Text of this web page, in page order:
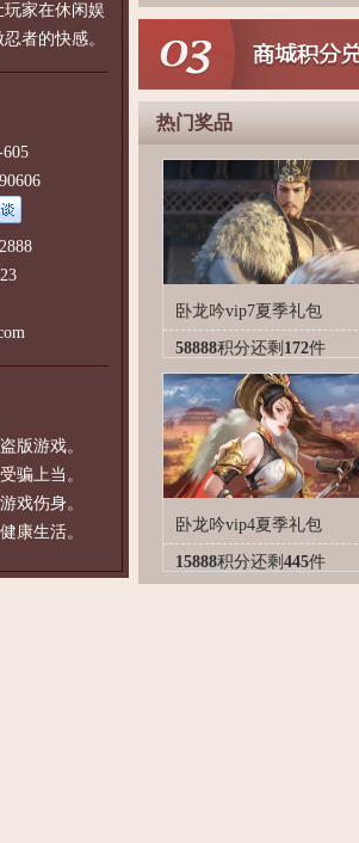
家在休闲娱
者的快感。
版游戏。
骗上当。
戏伤身。
康生活。
热门奖品
卧龙吟vip7夏季礼包
58888积分还剩 172件
卧龙吟vip4夏季礼包
15888积分还剩 445件